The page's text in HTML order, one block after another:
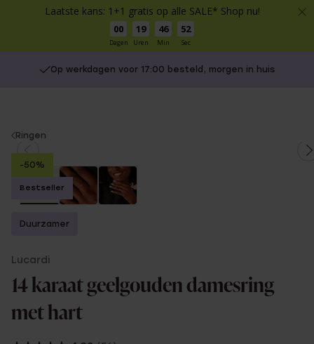
Laatste kans: 1+1 gratis op alle SALE* Shop nu!
00
Dagen
19
Uren
46
Min
52
Sec
Op werkdagen voor 17:00 besteld, morgen in huis
You
are
here:
Ringen
-50%
Bestseller
Duurzamer
Lucardi
14 karaat geelgouden damesring
met hart